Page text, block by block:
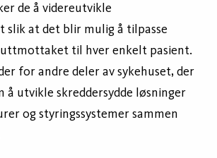
de å videreutvikle
slik at det blir mulig å tilpasse
til hver enkelt pasient.
for andre deler av sykehuset, der
å utvikle skreddersydde løsninger
og styringssystemer sammen